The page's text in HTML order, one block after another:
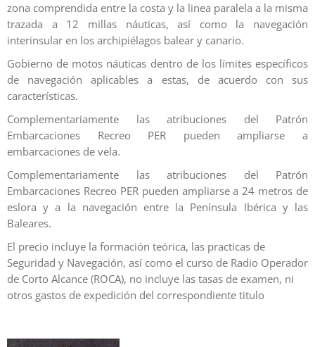
zona comprendida entre la costa y la linea paralela a la misma
trazada a 12 millas náuticas, así como la navegación
interinsular en los archipiélagos balear y canario.
Gobierno de motos náuticas dentro de los límites específicos
de navegación aplicables a estas, de acuerdo con sus
características.
Complementariamente las atribuciones del Patrón
Embarcaciones Recreo PER pueden ampliarse a
embarcaciones de vela.
Complementariamente las atribuciones del Patrón
Embarcaciones Recreo PER pueden ampliarse a 24 metros de
eslora y a la navegación entre la Península Ibérica y las
Baleares.
El precio incluye la formación teórica, las practicas de
Seguridad y Navegación, así como el curso de Radio Operador
de Corto Alcance (ROCA), no incluye las tasas de examen, ni
otros gastos de expedición del correspondiente titulo